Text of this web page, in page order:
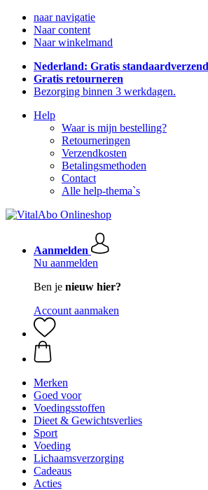
naar navigatie
Naar content
Naar winkelmand
Nederland: Gratis
Gratis retourneren
Bezorging binnen 3 werkdagen.
Help
Waar is mijn bestelling?
Retourneringen
Verzendkosten
Betalingsmethoden
Contact
Alle help-thema`s
Aanmelden
Nu aanmelden
Ben je nieuw hier?
Account aanmaken
Merken
Goed voor
Voedingsstoffen
Dieet & Gewichtsverlies
Sport
Voeding
Lichaamsverzorging
Cadeaus
Acties